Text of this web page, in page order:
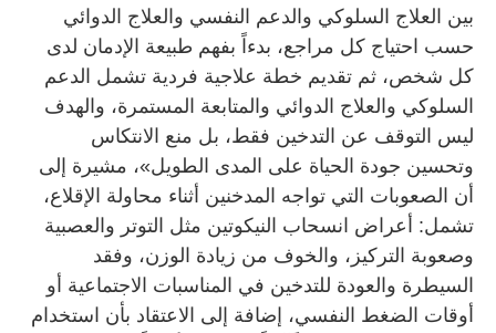
بين العلاج السلوكي والدعم النفسي والعلاج الدوائي
حسب احتياج كل مراجع، بدءاً بفهم طبيعة الإدمان لدى
كل شخص، ثم تقديم خطة علاجية فردية تشمل الدعم
السلوكي والعلاج الدوائي والمتابعة المستمرة، والهدف
ليس التوقف عن التدخين فقط، بل منع الانتكاس
وتحسين جودة الحياة على المدى الطويل»، مشيرة إلى
أن الصعوبات التي تواجه المدخنين أثناء محاولة الإقلاع،
تشمل: أعراض انسحاب النيكوتين مثل التوتر والعصبية
وصعوبة التركيز، والخوف من زيادة الوزن، وفقد
السيطرة والعودة للتدخين في المناسبات الاجتماعية أو
أوقات الضغط النفسي، إضافة إلى الاعتقاد بأن استخدام